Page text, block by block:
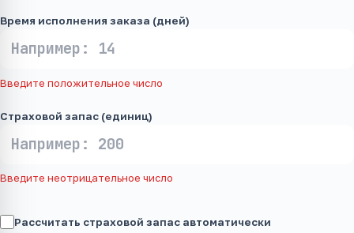
Время исполнения заказа (дней)
Введите положительное число
Страховой запас (единиц)
Введите неотрицательное число
Рассчитать страховой запас автоматически